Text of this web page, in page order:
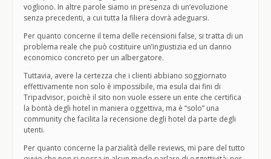
vogliono. In altre parole siamo in presenza di un’evoluzione
senza precedenti, a cui tutta la filiera dovrà adeguarsi.
Per quanto concerne il tema delle recensioni false, si tratta di un
problema reale che può costituire un’ingiustizia ed un danno
economico concreto per un albergatore.
Tuttavia, avere la certezza che i clienti abbiano soggiornato
effettivamente non solo è impossibile, ma esula dai fini di
Tripadvisor, poichè il sito non vuole essere un ente che certifica
la bontà degli hotel in maniera oggettiva, ma è “solo” una
community che facilita la recensione degli hotel da parte degli
utenti.
Per quanto concerne la parzialità delle reviews, mi pare del tutto